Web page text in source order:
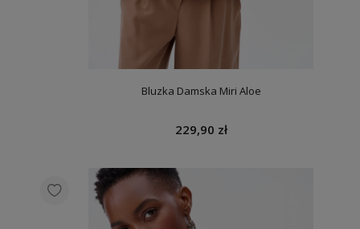
Bluzka Damska Miri Aloe
229,90 zł